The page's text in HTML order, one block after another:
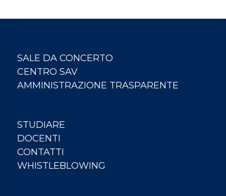
SALE DA CONCERTO
CENTRO SAV
AMMINISTRAZIONE TRASPARENTE
STUDIARE
DOCENTI
CONTATTI
WHISTLEBLOWING